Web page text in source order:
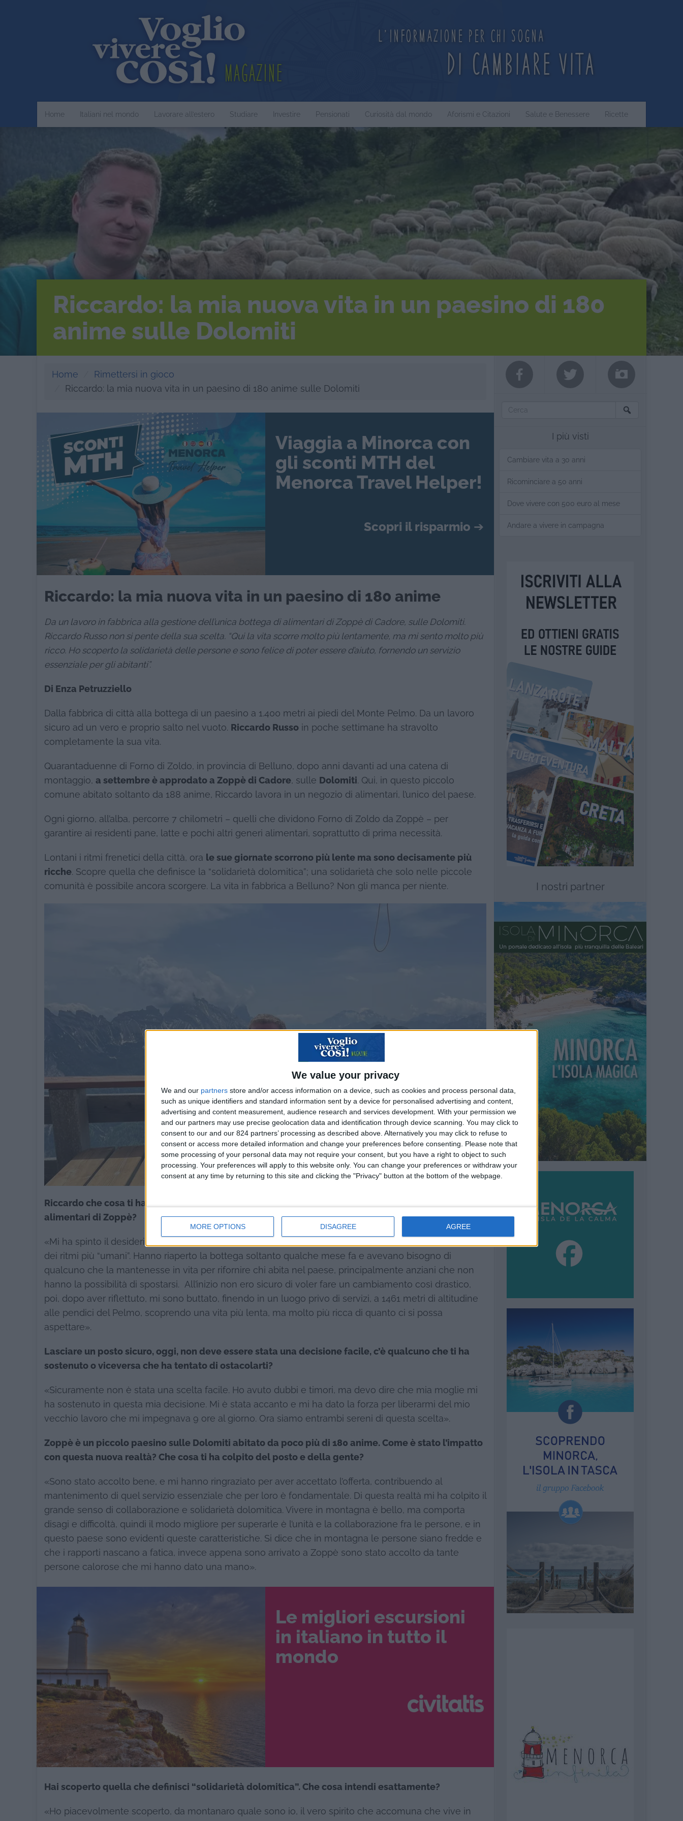
We value your privacy
We and our partners store and/or access information on a device, such as cookies and process personal data,
such as unique identifiers and standard information sent by a device for personalised advertising and content,
advertising and content measurement, audience research and services development. With your permission we
and our partners may use precise geolocation data and identification through device scanning. You may click to
consent to our and our 824 partners’ processing as described above. Alternatively you may click to refuse to
consent or access more detailed information and change your preferences before consenting.
Please note that
some processing of your personal data may not require your consent, but you have a right to object to such
processing. Your preferences will apply to this website only. You can change your preferences or withdraw your
consent at any time by returning to this site and clicking the "Privacy" button at the bottom of the webpage.
MORE OPTIONS DISAGREE AGREE
Magazine
L'informazione per chi sogna
di cambiare vita
Home Italiani nel mondo Lavorare all’estero Studiare Investire Pensionati Curiosità dal mondo Aforismi e Citazioni Salute e Benessere Ricette
Riccardo: la mia nuova vita in un paesino di 180
anime sulle Dolomiti
Home
Rimettersi in gioco
Riccardo: la mia nuova vita in un paesino di 180 anime sulle Dolomiti
Viaggia a Minorca con
gli sconti MTH del
Menorca Travel Helper!
Scopri il risparmio ➔
Riccardo: la mia nuova vita in un paesino di 180 anime
Da un lavoro in fabbrica alla gestione dell’unica bottega di alimentari di Zoppè di Cadore, sulle Dolomiti.
Riccardo Russo non si pente della sua scelta. “Qui la vita scorre molto più lentamente, ma mi sento molto più
ricco. Ho scoperto la solidarietà delle persone e sono felice di poter essere d’aiuto, fornendo un servizio
essenziale per gli abitanti”.
Di Enza Petruzziello
Dalla fabbrica di città alla bottega di un paesino a 1.400 metri ai piedi del Monte Pelmo. Da un lavoro
sicuro ad un vero e proprio salto nel vuoto. Riccardo Russo in poche settimane ha stravolto
completamente la sua vita.
Quarantaduenne di Forno di Zoldo, in provincia di Belluno, dopo anni davanti ad una catena di
montaggio, a settembre è approdato a Zoppè di Cadore, sulle Dolomiti. Qui, in questo piccolo
comune abitato soltanto da 188 anime, Riccardo lavora in un negozio di alimentari, l’unico del paese.
Ogni giorno, all’alba, percorre 7 chilometri – quelli che dividono Forno di Zoldo da Zoppè – per
garantire ai residenti pane, latte e pochi altri generi alimentari, soprattutto di prima necessità.
Lontani i ritmi frenetici della città, ora le sue giornate scorrono più lente ma sono decisamente più
ricche. Scopre quella che definisce la “solidarietà dolomitica”; una solidarietà che solo nelle piccole
comunità è possibile ancora scorgere. La vita in fabbrica a Belluno? Non gli manca per niente.
Riccardo che cosa ti ha spinto a lasciare un lavoro sicuro in fabbrica per gestire il negozio di
alimentari di Zoppè?
«Mi ha spinto il desiderio di fare un lavoro che fosse di beneficio agli altri e che avesse un contesto e
dei ritmi più “umani”. Hanno riaperto la bottega soltanto qualche mese fa e avevano bisogno di
qualcuno che la mantenesse in vita per rifornire chi abita nel paese, principalmente anziani che non
hanno la possibilità di spostarsi. All’inizio non ero sicuro di voler fare un cambiamento così drastico,
poi, dopo aver riflettuto, mi sono buttato, finendo in un luogo privo di servizi, a 1461 metri di altitudine
alle pendici del Pelmo, scoprendo una vita più lenta, ma molto più ricca di quanto ci si possa
aspettare».
Lasciare un posto sicuro, oggi, non deve essere stata una decisione facile, c’è qualcuno che ti ha
sostenuto o viceversa che ha tentato di ostacolarti?
«Sicuramente non è stata una scelta facile. Ho avuto dubbi e timori, ma devo dire che mia moglie mi
ha sostenuto in questa mia decisione. Mi è stata accanto e mi ha dato la forza per liberarmi del mio
vecchio lavoro che mi impegnava 9 ore al giorno. Ora siamo entrambi sereni di questa scelta».
Zoppè è un piccolo paesino sulle Dolomiti abitato da poco più di 180 anime. Come è stato l’impatto
con questa nuova realtà? Che cosa ti ha colpito del posto e della gente?
«Sono stato accolto bene, e mi hanno ringraziato per aver accettato l’offerta, contribuendo al
mantenimento di quel servizio essenziale che per loro è fondamentale. Di questa realtà mi ha colpito il
grande senso di collaborazione e solidarietà dolomitica. Vivere in montagna è bello, ma comporta
disagi e difficoltà, quindi il modo migliore per superarle è l’unità e la collaborazione fra le persone, e in
questo paese sono evidenti queste caratteristiche. Si dice che in montagna le persone siano fredde e
che i rapporti nascano a fatica, invece appena sono arrivato a Zoppè sono stato accolto da tante
persone calorose che mi hanno dato una mano».
Le migliori escursioni
in italiano in tutto il
mondo
Hai scoperto quella che definisci “solidarietà dolomitica”. Che cosa intendi esattamente?
«Ho piacevolmente scoperto, da montanaro quale sono io, il vero spirito che accomuna che vive in
I più visti
Cambiare vita a 30 anni
Ricominciare a 50 anni
Dove vivere con 500 euro al mese
Andare a vivere in campagna
I nostri partner